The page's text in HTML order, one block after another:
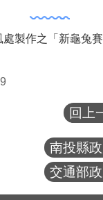
製作之「新龜兔
回上
南投縣
交通部